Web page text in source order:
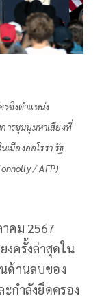
ชิงตำแหน่ง
ารชุมนุมหาเสียงที่
เมืองออโรรา รัฐ
/ AFP)
คม 2567
งครั้งล่าสุดใน
นด้านลบของ
กำลังยึดครอง